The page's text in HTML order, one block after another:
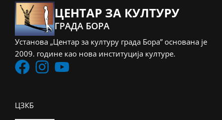
ЦЕНТАР ЗА КУЛТУРУ
ГРАДА БОРА
Установа „Центар за културу града Бора” основана је
2009. године као нова институција културе.
ЦЗКБ